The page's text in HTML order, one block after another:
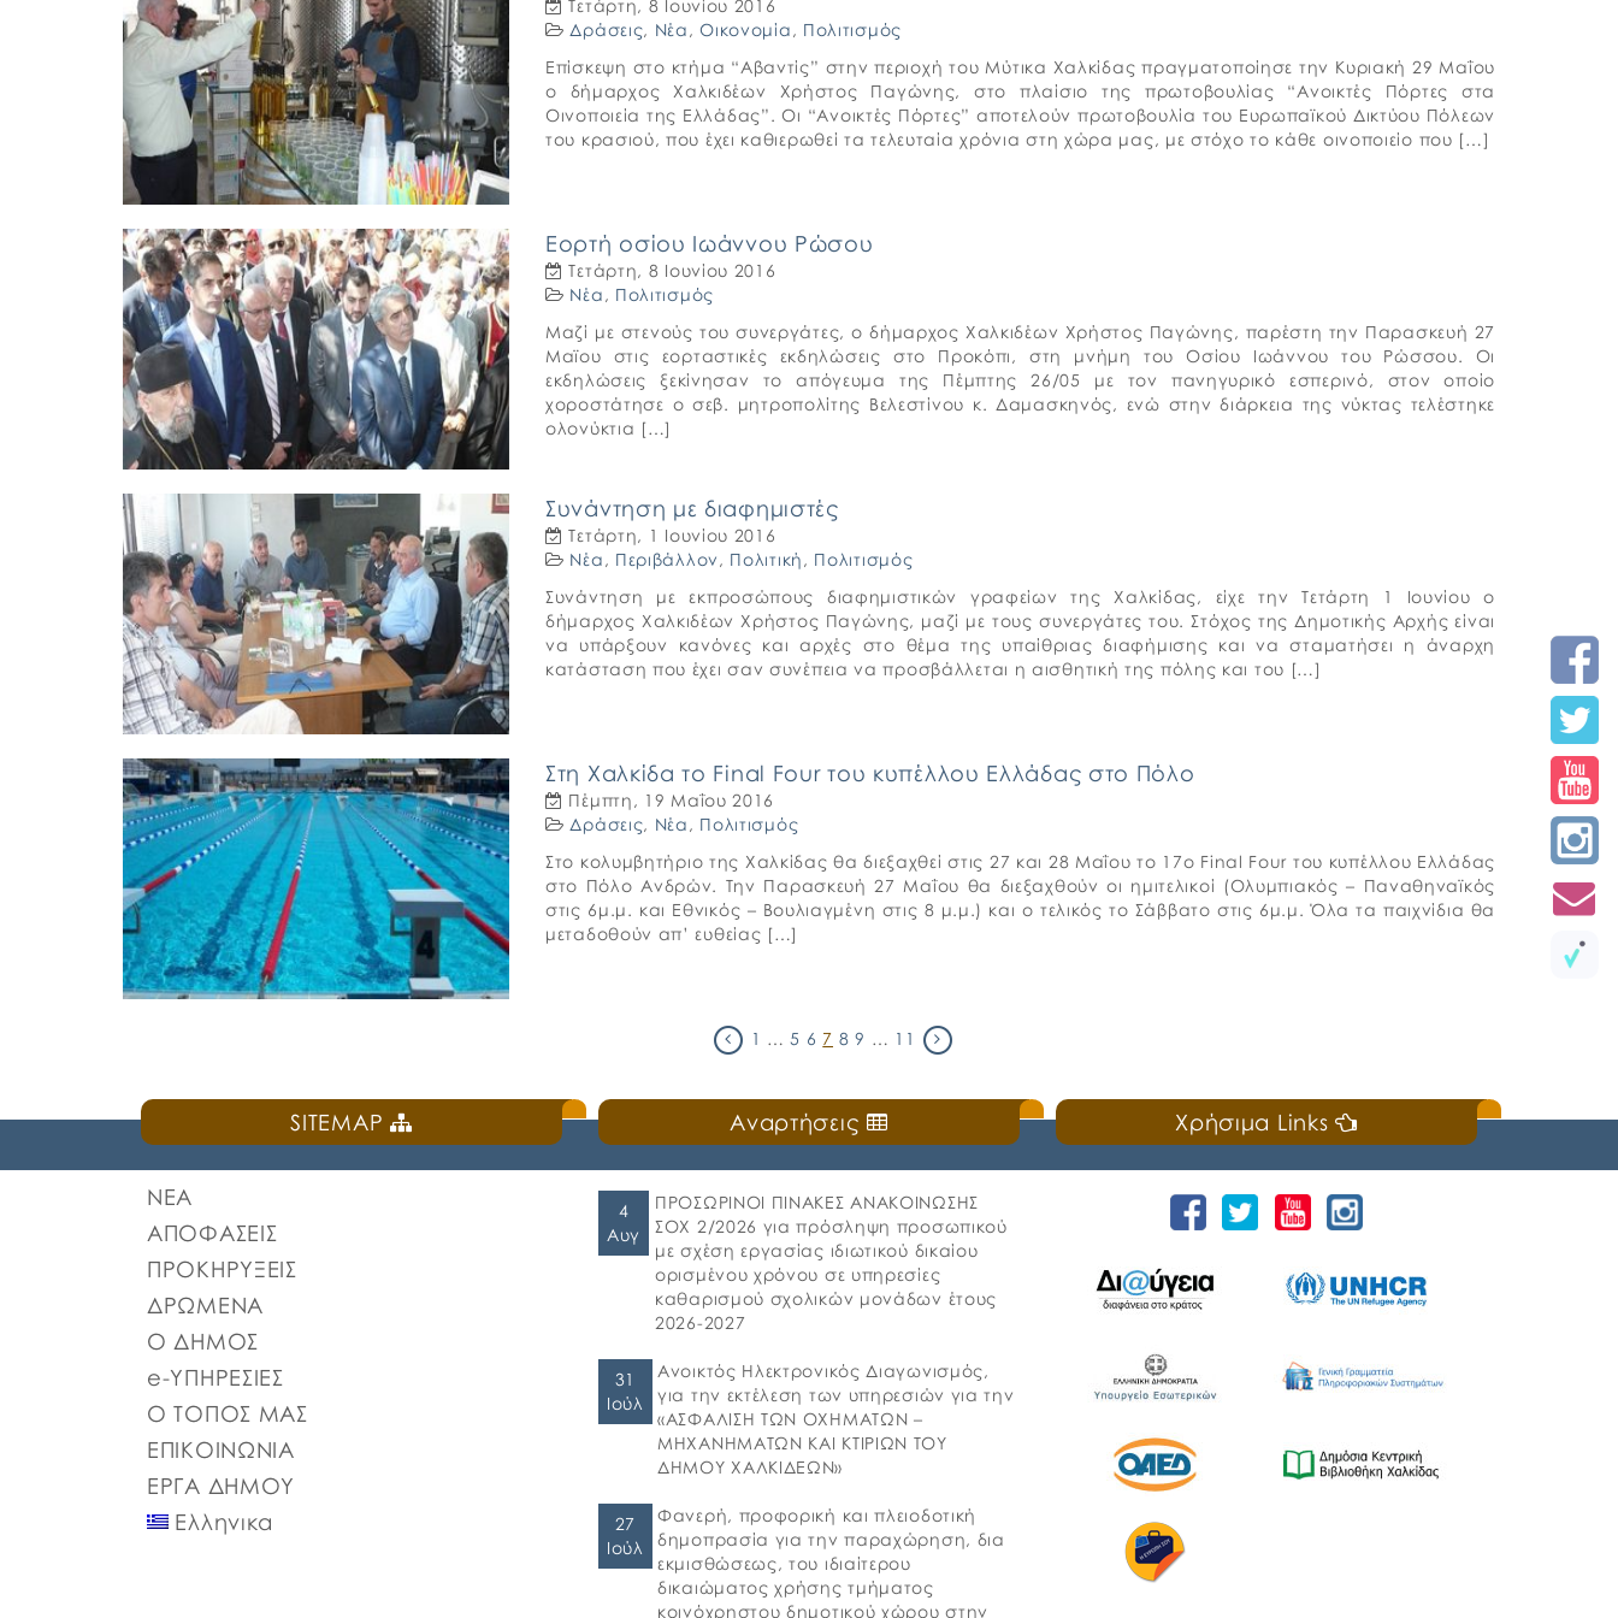
Τετάρτη, 8 Ιουνίου 2016
Δράσεις, Νέα ,Οικονομία , Πολιτισμός
Επίσκεψη στο κτήμα “Αβαντίς” στην περιοχή του Μύτικα Χαλκίδας πραγματοποίησε την Κυριακή 29 Μαΐου
ο δήμαρχος Χαλκιδέων Χρήστος Παγώνης, στο πλαίσιο της πρωτοβουλίας “Ανοικτές Πόρτες στα
Οινοποιεία της Ελλάδας”. Οι “Ανοικτές Πόρτες” αποτελούν πρωτοβουλία του Ευρωπαϊκού Δικτύου Πόλεων
του κρασιού, που έχει καθιερωθεί τα τελευταία χρόνια στη χώρα μας, με στόχο το κάθε οινοποιείο που […]
Εορτή οσίου Ιωάννου Ρώσου
Τετάρτη, 8 Ιουνίου 2016
Νέα , Πολιτισμός
Μαζί με στενούς του συνεργάτες, ο δήμαρχος Χαλκιδέων Χρήστος Παγώνης, παρέστη την Παρασκευή 27
Μαϊου στις εορταστικές εκδηλώσεις στο Προκόπι, στη μνήμη του Οσίου Ιωάννου του Ρώσσου. Οι
εκδηλώσεις ξεκίνησαν το απόγευμα της Πέμπτης 26/05 με τον πανηγυρικό εσπερινό, στον οποίο
χοροστάτησε ο σεβ. μητροπολίτης Βελεστίνου κ. Δαμασκηνός, ενώ στην διάρκεια της νύκτας τελέστηκε
ολονύκτια […]
Συνάντηση με διαφημιστές
Τετάρτη, 1 Ιουνίου 2016
Νέα , Περιβάλλον , Πολιτική , Πολιτισμός
Συνάντηση με εκπροσώπους διαφημιστικών γραφείων της Χαλκίδας, είχε την Τετάρτη 1 Ιουνίου ο
δήμαρχος Χαλκιδέων Χρήστος Παγώνης, μαζί με τους συνεργάτες του. Στόχος της Δημοτικής Αρχής είναι
να υπάρξουν κανόνες και αρχές στο θέμα της υπαίθριας διαφήμισης και να σταματήσει η άναρχη
κατάσταση που έχει σαν συνέπεια να προσβάλλεται η αισθητική της πόλης και του […]
Στη Χαλκίδα το Final Four του κυπέλλου Ελλάδας στο Πόλο
Πέμπτη, 19 Μαΐου 2016
Δράσεις, Νέα , Πολιτισμός
Στο κολυμβητήριο της Χαλκίδας θα διεξαχθεί στις 27 και 28 Μαΐου το 17ο Final Four του κυπέλλου Ελλάδας
στο Πόλο Ανδρών. Την Παρασκευή 27 Μαΐου θα διεξαχθούν οι ημιτελικοί (Ολυμπιακός – Παναθηναϊκός
στις 6μ.μ. και Εθνικός – Βουλιαγμένη στις 8 μ.μ.) και ο τελικός το Σάββατο στις 6μ.μ. Όλα τα παιχνίδια θα
μεταδοθούν απ’ ευθείας […]
1 … 5 6 7 8 9 … 11
SITEMAP
ΝΕΑ
ΑΠΟΦΑΣΕΙΣ
ΠΡΟΚΗΡΥΞΕΙΣ
ΔΡΩΜΕΝΑ
Ο ΔΗΜΟΣ
e-ΥΠΗΡΕΣΙΕΣ
Ο ΤΟΠΟΣ ΜΑΣ
ΕΠΙΚΟΙΝΩΝΙΑ
ΕΡΓΑ ΔΗΜΟΥ
Ελληνικα
Αναρτήσεις
4
Αυγ
ΠΡΟΣΩΡΙΝΟΙ ΠΙΝΑΚΕΣ ΑΝΑΚΟΙΝΩΣΗΣ
ΣΟΧ 2/2026 για πρόσληψη προσωπικού
με σχέση εργασίας ιδιωτικού δικαίου
ορισμένου χρόνου σε υπηρεσίες
καθαρισμού σχολικών μονάδων έτους
2026-2027
31
Ιούλ
Ανοικτός Ηλεκτρονικός Διαγωνισμός,
για την εκτέλεση των υπηρεσιών για την
«ΑΣΦΑΛΙΣΗ ΤΩΝ ΟΧΗΜΑΤΩΝ –
ΜΗΧΑΝΗΜΑΤΩΝ ΚΑΙ ΚΤΙΡΙΩΝ ΤΟΥ
ΔΗΜΟΥ ΧΑΛΚΙΔΕΩΝ»
27
Ιούλ
Φανερή, προφορική και πλειοδοτική
δημοπρασία για την παραχώρηση, δια
εκμισθώσεως, του ιδιαίτερου
δικαιώματος χρήσης τμήματος
κοινόχρηστου δημοτικού χώρου στην
Χρήσιμα Links